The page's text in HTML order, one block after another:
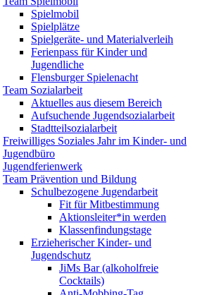
Spielmobil
Spielplätze
Spielgeräte- und Materialverleih
Ferienpass für Kinder und
Jugendliche
Flensburger Spielenacht
Team Sozialarbeit
Aktuelles aus diesem Bereich
Aufsuchende Jugendsozialarbeit
Stadtteilsozialarbeit
Freiwilliges Soziales Jahr im Kinder- und
Jugendbüro
Jugendferienwerk
Team Prävention und Bildung
Schulbezogene Jugendarbeit
Fit für Mitbestimmung
Aktionsleiter*in werden
Klassenfindungstage
Erzieherischer Kinder- und
Jugendschutz
JiMs Bar (alkoholfreie
Cocktails)